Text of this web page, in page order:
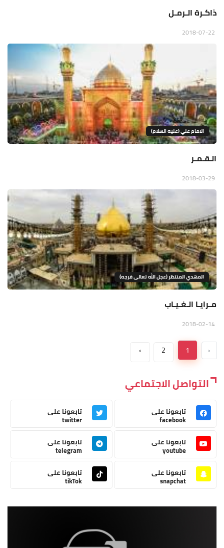
ذاكـرة الـرمـل
الامام علي (عليه السلام)
الـقـمـر
المهدي المنتظر (عجل الله تعالى فرجه)
مـرايـا الـغـيـاب
‹
1
2
›
التواصل الاجتماعي
تابعونا على
facebook
تابعونا على
twitter
تابعونا على
youtube
تابعونا على
telegram
تابعونا على
snapchat
تابعونا على
tikTok